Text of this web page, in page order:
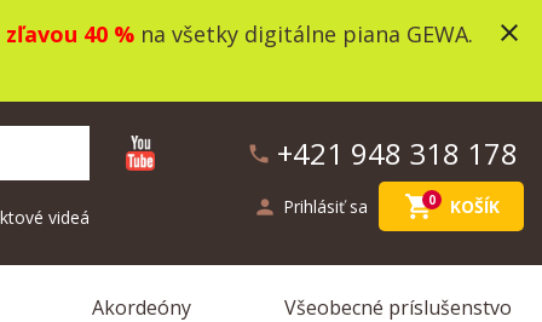
zľavou 40 %na všetky digitálne piana GEWA.
close
phone +421 948 318 178
person Prihlásiť sa shopping_cart0 KOŠÍK
videá
Akordeóny Všeobecné príslušenstvo